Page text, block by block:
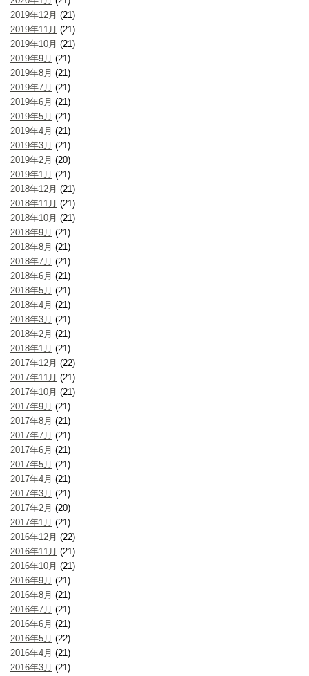
2019年12月 (21)
2019年11月 (21)
2019年10月 (21)
2019年9月 (21)
2019年8月 (21)
2019年7月 (21)
2019年6月 (21)
2019年5月 (21)
2019年4月 (21)
2019年3月 (21)
2019年2月 (20)
2019年1月 (21)
2018年12月 (21)
2018年11月 (21)
2018年10月 (21)
2018年9月 (21)
2018年8月 (21)
2018年7月 (21)
2018年6月 (21)
2018年5月 (21)
2018年4月 (21)
2018年3月 (21)
2018年2月 (21)
2018年1月 (21)
2017年12月 (22)
2017年11月 (21)
2017年10月 (21)
2017年9月 (21)
2017年8月 (21)
2017年7月 (21)
2017年6月 (21)
2017年5月 (21)
2017年4月 (21)
2017年3月 (21)
2017年2月 (20)
2017年1月 (21)
2016年12月 (22)
2016年11月 (21)
2016年10月 (21)
2016年9月 (21)
2016年8月 (21)
2016年7月 (21)
2016年6月 (21)
2016年5月 (22)
2016年4月 (21)
2016年3月 (21)